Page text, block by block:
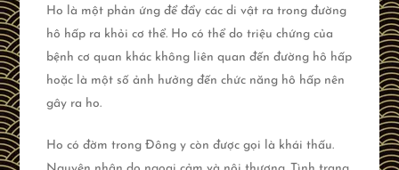
Ho là một phản ứng để đẩy các di vật ra trong đường
hô hấp ra khỏi cơ thể. Ho có thể do triệu chứng của
bệnh cơ quan khác không liên quan đến đường hô hấp
hoặc là một số ảnh hưởng đến chức năng hô hấp nên
gây ra ho.
Ho có đờm trong Đông y còn được gọi là khái thấu.